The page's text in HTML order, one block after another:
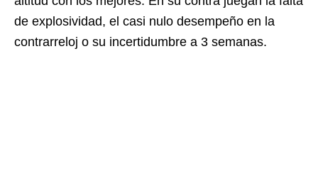
de explosividad, el casi nulo desempeño en la
contrarreloj o su incertidumbre a 3 semanas.